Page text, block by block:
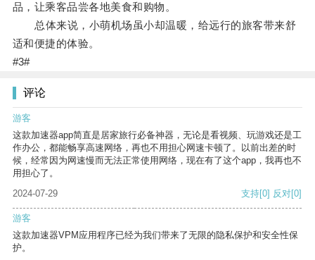
品，让乘客品尝各地美食和购物。
总体来说，小萌机场虽小却温暖，给远行的旅客带来舒
适和便捷的体验。
#3#
评论
游客
这款加速器app简直是居家旅行必备神器，无论是看视频、玩游戏还是工
作办公，都能畅享高速网络，再也不用担心网速卡顿了。以前出差的时
候，经常因为网速慢而无法正常使用网络，现在有了这个app，我再也不
用担心了。
2024-07-29
支持[0] 反对[0]
游客
这款加速器VPM应用程序已经为我们带来了无限的隐私保护和安全性保
护。